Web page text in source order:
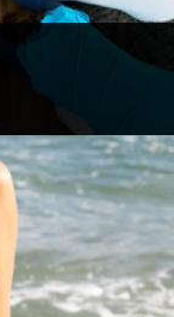
| Bunte